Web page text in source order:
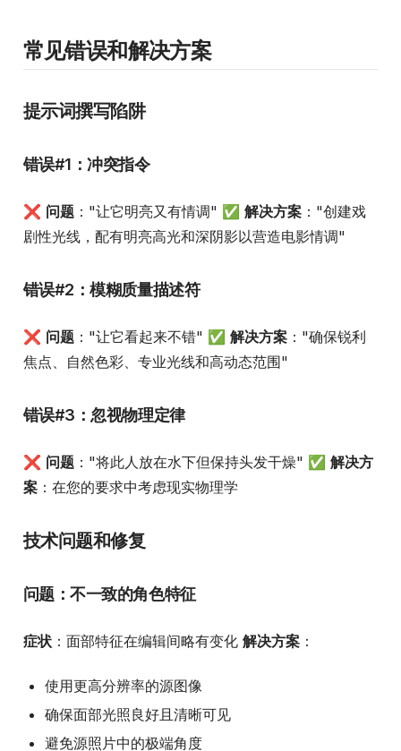
常见错误和解决方案
提示词撰写陷阱
错误#1：冲突指令
❌ 问题："让它明亮又有情调" ✅ 解决方案："创建戏
剧性光线，配有明亮高光和深阴影以营造电影情调"
错误#2：模糊质量描述符
❌ 问题："让它看起来不错" ✅ 解决方案："确保锐利
焦点、自然色彩、专业光线和高动态范围"
错误#3：忽视物理定律
❌ 问题："将此人放在水下但保持头发干燥" ✅ 解决方
案：在您的要求中考虑现实物理学
技术问题和修复
问题：不一致的角色特征
症状：面部特征在编辑间略有变化 解决方案：
使用更高分辨率的源图像
确保面部光照良好且清晰可见
避免源照片中的极端角度